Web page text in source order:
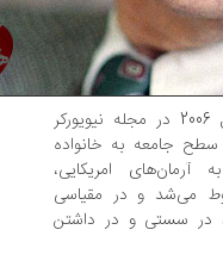
که کلودیا راث پایرپون در سال 2006 در مجله نیویورکر
به خانواده‌
امریکایی،
و در مقیاسی
و در داشتن